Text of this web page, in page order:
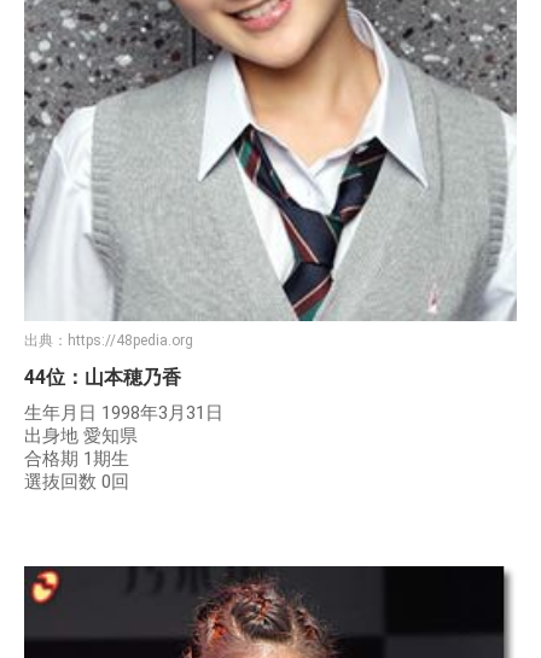
出典： https://48pedia.org
44位：山本穂乃香
生年月日 1998年3月31日
出身地 愛知県
合格期 1期生
選抜回数 0回